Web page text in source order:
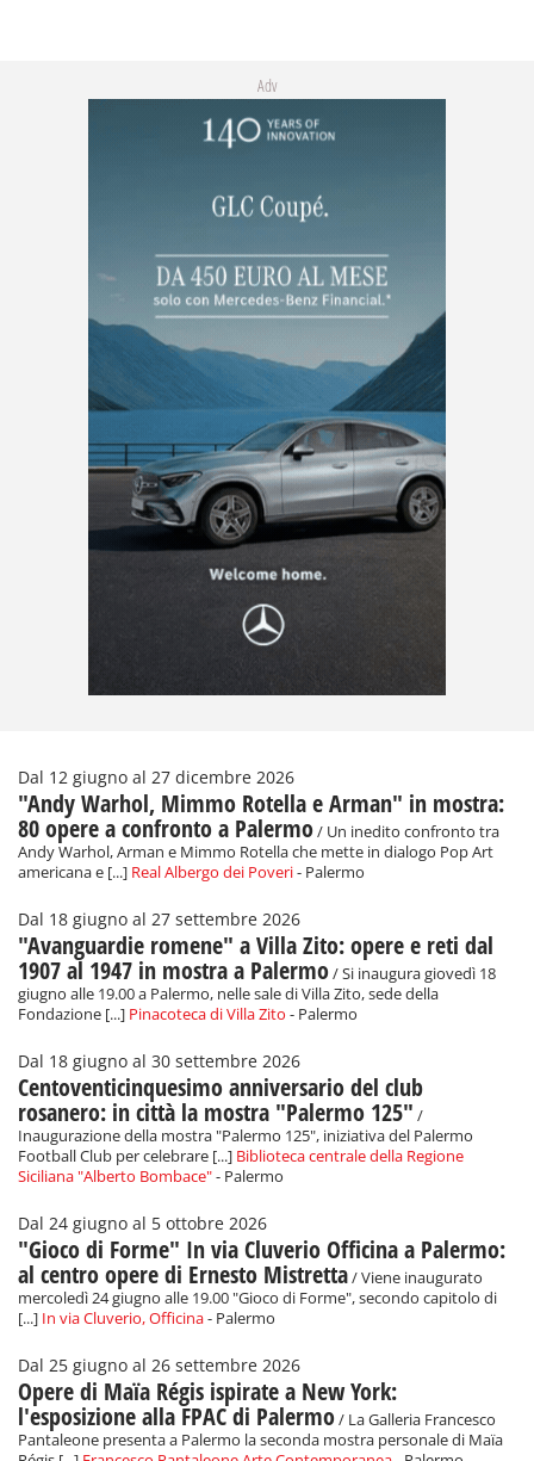
Adv
Dal 12 giugno al 27 dicembre 2026
"Andy Warhol, Mimmo Rotella e Arman" in mostra:
80 opere a confronto a Palermo/ Un inedito confronto tra
Andy Warhol, Arman e Mimmo Rotella che mette in dialogo Pop Art
americana e [...] Real Albergo dei Poveri- Palermo
Dal 18 giugno al 27 settembre 2026
"Avanguardie romene" a Villa Zito: opere e reti dal
1907 al 1947 in mostra a Palermo/ Si inaugura giovedì 18
giugno alle 19.00 a Palermo, nelle sale di Villa Zito, sede della
Fondazione [...] Pinacoteca di Villa Zito - Palermo
Dal 18 giugno al 30 settembre 2026
Centoventicinquesimo anniversario del club
rosanero: in città la mostra "Palermo 125" /
Inaugurazione della mostra "Palermo 125", iniziativa del Palermo
Football Club per celebrare [...] Biblioteca centrale della Regione
Siciliana "Alberto Bombace"- Palermo
Dal 24 giugno al 5 ottobre 2026
"Gioco di Forme" In via Cluverio Officina a Palermo:
al centro opere di Ernesto Mistretta/ Viene inaugurato
mercoledì 24 giugno alle 19.00 "Gioco di Forme", secondo capitolo di
[...] In via Cluverio, Officina- Palermo
Dal 25 giugno al 26 settembre 2026
Opere di Maïa Régis ispirate a New York:
l'esposizione alla FPAC di Palermo/ La Galleria Francesco
Pantaleone presenta a Palermo la seconda mostra personale di Maïa